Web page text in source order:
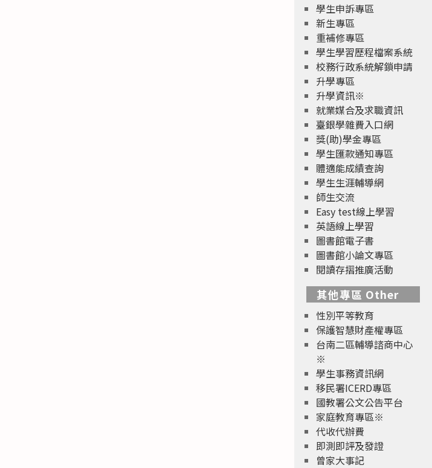
學生申訴專區
新生專區
重補修專區
學生學習歷程檔案系統
校務行政系統解鎖申請
升學專區
升學資訊※
就業媒合及求職資訊
臺銀學雜費入口網
獎(助)學金專區
學生匯款通知專區
體適能成績查詢
學生生涯輔導網
師生交流
Easy test線上學習
英語線上學習
圖書館電子書
圖書館小論文專區
閱讀存摺推廣活動
其他專區 Other
性別平等教育
保護智慧財產權專區
台南二區輔導諮商中心
※
學生事務資訊網
移民署ICERD專區
國教署公文公告平台
家庭教育專區※
代收代辦費
即測即評及發證
曾家大事記